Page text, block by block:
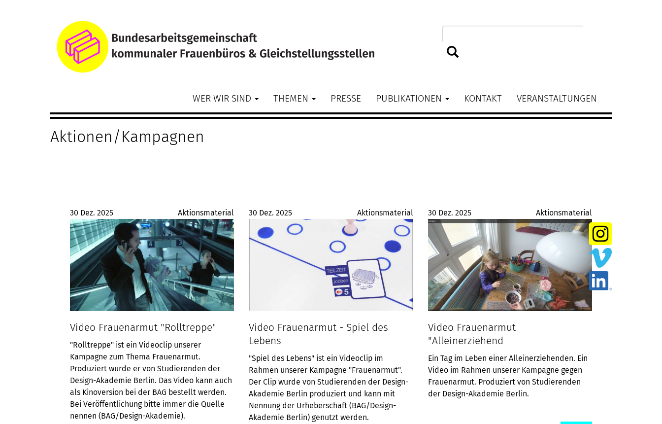
Main
navigation
WER WIR SIND THEMEN PRESSE PUBLIKATIONEN KONTAKT VERANSTALTUNGEN
Aktionen/Kampagnen
Aktionsmaterial
30 Dez. 2025
Video Frauenarmut "Rolltreppe"
"Rolltreppe" ist ein Videoclip unserer
Kampagne zum Thema Frauenarmut.
Produziert wurde er von Studierenden der
Design-Akademie Berlin. Das Video kann auch
als Kinoversion bei der BAG bestellt werden.
Bei Veröffentlichung bitte immer die Quelle
nennen (BAG/Design-Akademie).
Aktionsmaterial
30 Dez. 2025
Video Frauenarmut - Spiel des
Lebens
"Spiel des Lebens" ist ein Videoclip im
Rahmen unserer Kampagne "Frauenarmut".
Der Clip wurde von Studierenden der Design-
Akademie Berlin produziert und kann mit
Nennung der Urheberschaft (BAG/Design-
Akademie Berlin) genutzt werden.
Aktionsmaterial
30 Dez. 2025
Video Frauenarmut
"Alleinerziehend
Ein Tag im Leben einer Alleinerziehenden. Ein
Video im Rahmen unserer Kampagne gegen
Frauenarmut. Produziert von Studierenden
der Design-Akademie Berlin.